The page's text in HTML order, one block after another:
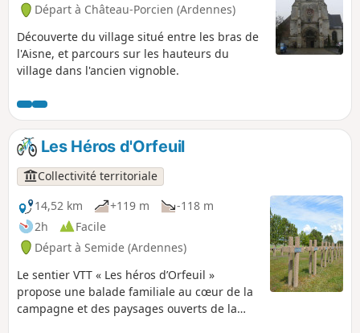
Départ à Château-Porcien (Ardennes)
Découverte du village situé entre les bras de
l'Aisne, et parcours sur les hauteurs du
village dans l'ancien vignoble.
Les Héros d'Orfeuil
Collectivité territoriale
14,52 km
+119 m
-118 m
2h
Facile
Départ à Semide (Ardennes)
Le sentier VTT « Les héros d’Orfeuil »
propose une balade familiale au cœur de la
campagne et des paysages ouverts de la